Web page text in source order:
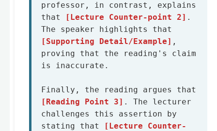
professor, in contrast, explains
that
[Lecture Counter-point 2] .
[Supporting Detail/Example] ,
proving that the reading's claim
is inaccurate.
[Reading Point 3] . The lecturer
challenges this assertion by
stating that
[Lecture Counter-